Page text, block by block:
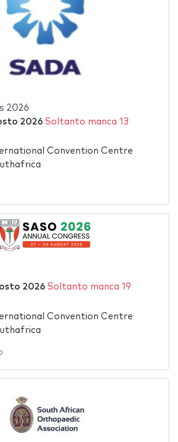
2026
2026 Soltanto manca 13
Convention Centre
2026 Soltanto manca 19
Convention Centre